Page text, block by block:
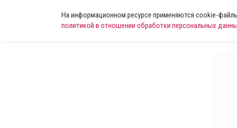
На информационном ресурсе применяются cookie-
политикой в отношении обработки персональных